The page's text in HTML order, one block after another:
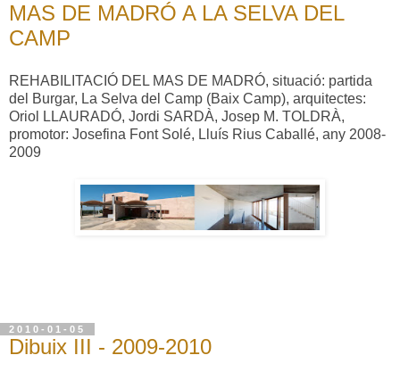
MAS DE MADRÓ A LA SELVA DEL
CAMP
REHABILITACIÓ DEL MAS DE MADRÓ, situació: partida
del Burgar, La Selva del Camp (Baix Camp), arquitectes:
Oriol LLAURADÓ, Jordi SARDÀ, Josep M. TOLDRÀ,
promotor: Josefina Font Solé, Lluís Rius Caballé, any 2008-
2009
2010-01-05
Dibuix III - 2009-2010